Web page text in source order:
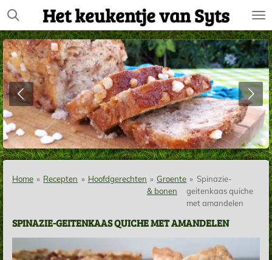
Ga
direct
naar
de
hoofdinhoud
Het keukentje van Syts
Home » Recepten » Hoofdgerechten » Groente
& bonen
» Spinazie-
geitenkaas quiche
met amandelen
SPINAZIE-GEITENKAAS QUICHE MET AMANDELEN